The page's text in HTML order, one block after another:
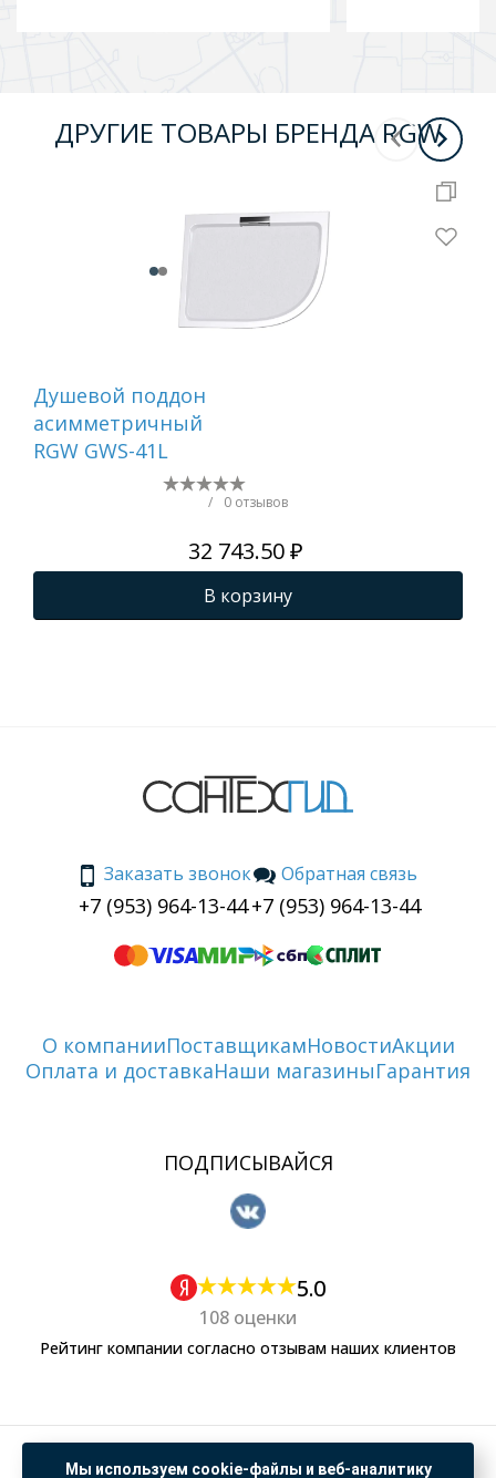
ДРУГИЕ ТОВАРЫ БРЕНДА RGW
Душевой поддон
асимметричный
RGW GWS-41L
/ 0 отзывов
32 743.50 ₽
В корзину
Заказать звонок
+7 (953) 964-13-44
Обратная связь
+7 (953) 964-13-44
О компанииПоставщикамНовостиАкции
Оплата и доставкаНаши магазиныГарантия
ПОДПИСЫВАЙСЯ
5.0
108 оценки
Рейтинг компании согласно отзывам наших клиентов
Политика обработки персональных данных
Мы используем cookie-файлы и веб-аналитику